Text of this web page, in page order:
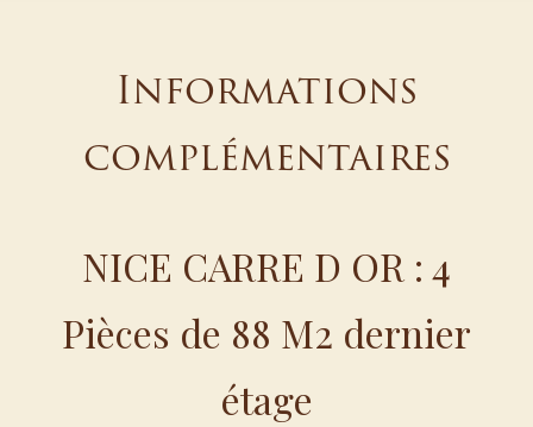
Informations
complémentaires
NICE CARRE D OR : 4
Pièces de 88 M2 dernier
étage